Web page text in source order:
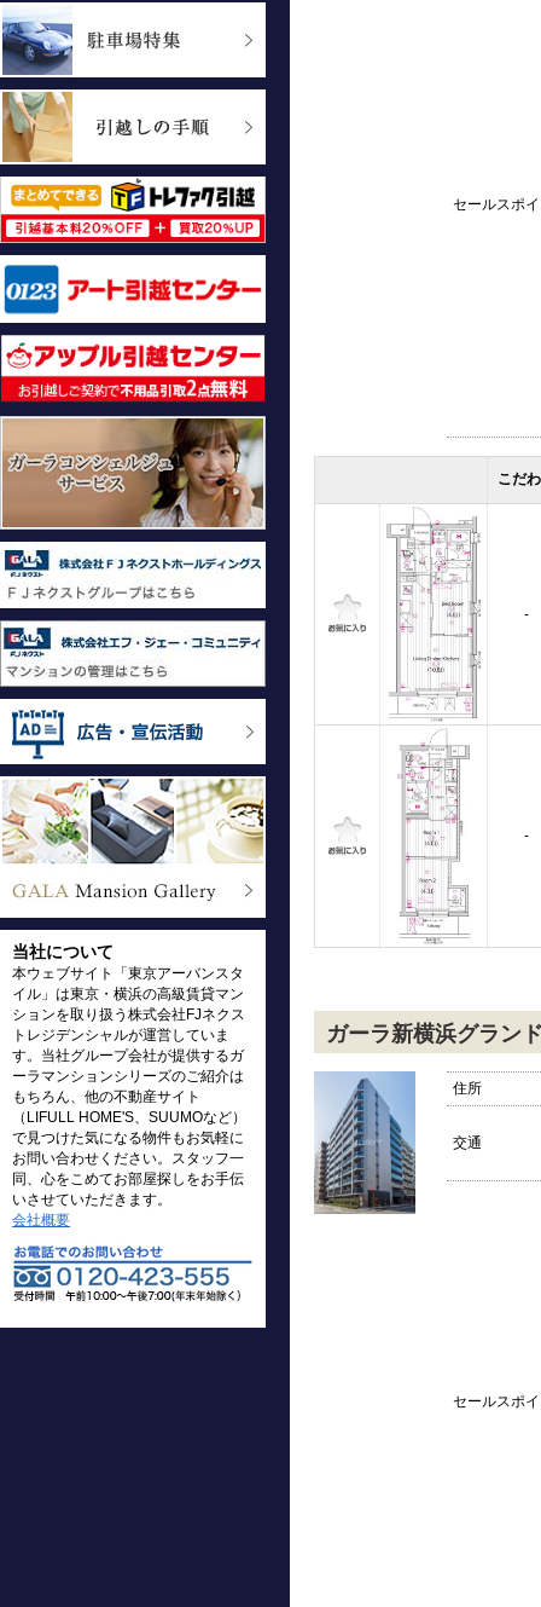
当社について
本ウェブサイト「東京アーバンスタ
イル」は東京・横浜の高級賃貸マン
ションを取り扱う株式会社FJネクス
トレジデンシャルが運営していま
す。当社グループ会社が提供するガ
ーラマンションシリーズのご紹介は
もちろん、他の不動産サイト
（LIFULL HOME'S、SUUMOなど）
で見つけた気になる物件もお気軽に
お問い合わせください。スタッフ一
同、心をこめてお部屋探しをお手伝
いさせていただきます。
会社概要
セールスポ
こだ
-
-
ガーラ新横浜グラン
住所
交通
セールスポ